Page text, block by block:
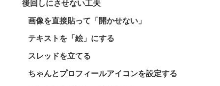
後回しにさせない工夫
画像を直接貼って「開かせない」
テキストを「絵」にする
スレッドを立てる
ちゃんとプロフィールアイコンを設定する